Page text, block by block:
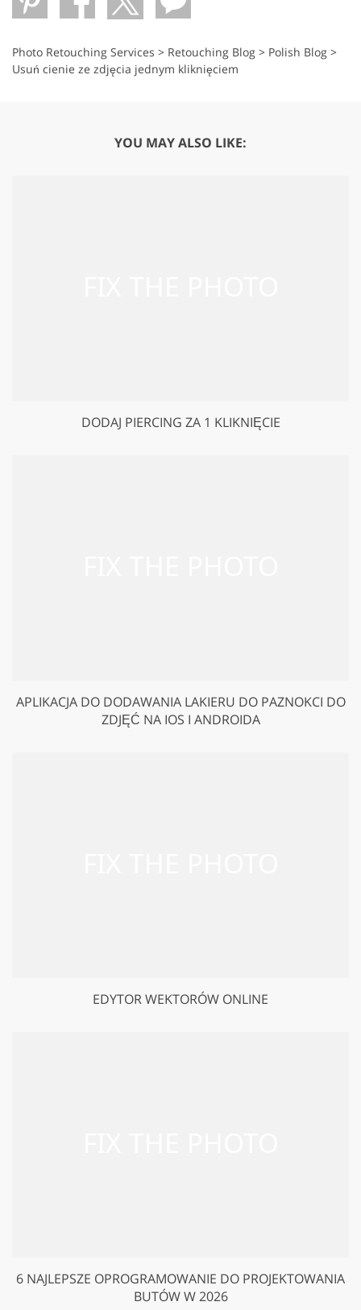
Photo Retouching Services > Retouching Blog > Polish Blog >
Usuń cienie ze zdjęcia jednym kliknięciem
YOU MAY ALSO LIKE:
DODAJ PIERCING ZA 1 KLIKNIĘCIE
APLIKACJA DO DODAWANIA LAKIERU DO PAZNOKCI DO
ZDJĘĆ NA IOS I ANDROIDA
EDYTOR WEKTORÓW ONLINE
6 NAJLEPSZE OPROGRAMOWANIE DO PROJEKTOWANIA
BUTÓW W 2026